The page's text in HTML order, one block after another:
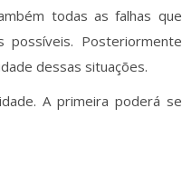
todas as falhas que
possíveis. Posteriormente
dessas situações.
A primeira poderá se